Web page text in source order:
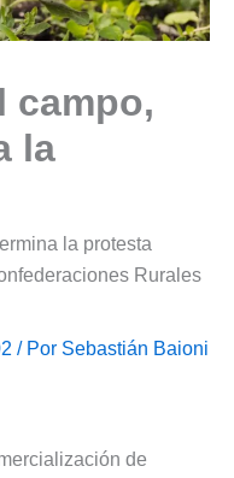
campo,
la
la protesta
Rurales
/ Por Sebastián Baioni
de